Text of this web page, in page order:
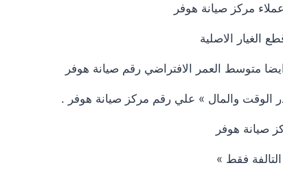
مركز صيانة هوفر
الغيار الاصلية
متوسط العمر الافتراضي رقم صيانة هوفر
الوقت والمال » علي رقم مركز صيانة هوفر .
صيانة هوفر
فقط »